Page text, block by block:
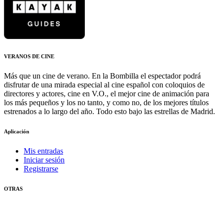
VERANOS DE CINE
Más que un cine de verano. En la Bombilla el espectador podrá
disfrutar de una mirada especial al cine español con coloquios de
directores y actores, cine en V.O., el mejor cine de animación para
los más pequeños y los no tanto, y como no, de los mejores títulos
estrenados a lo largo del año. Todo esto bajo las estrellas de Madrid.
Aplicación
Mis entradas
Iniciar sesión
Registrarse
OTRAS